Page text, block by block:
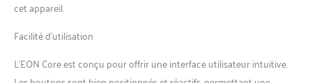
cet appareil.
Facilité d’utilisation
L’EON Core est conçu pour offrir une interface utilisateur intuitive.